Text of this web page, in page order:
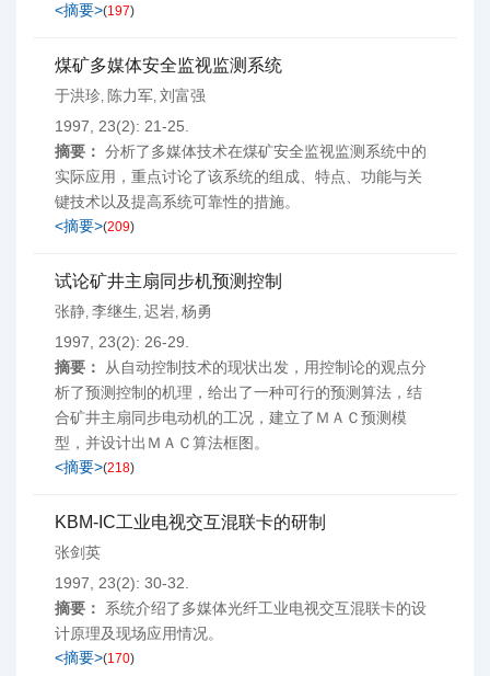
<摘要>(197)
煤矿多媒体安全监视监测系统
于洪珍, 陈力军, 刘富强
1997, 23(2): 21-25.
摘要： 分析了多媒体技术在煤矿安全监视监测系统中的
实际应用，重点讨论了该系统的组成、特点、功能与关
键技术以及提高系统可靠性的措施。
<摘要>(209)
试论矿井主扇同步机预测控制
张静, 李继生, 迟岩, 杨勇
1997, 23(2): 26-29.
摘要：
从自动控制技术的现状出发，用控制论的观点分
析了预测控制的机理，给出了一种可行的预测算法，结
合矿井主扇同步电动机的工况，建立了ＭＡＣ预测模
型，并设计出ＭＡＣ算法框图。
<摘要>(218)
KBM-IC工业电视交互混联卡的研制
张剑英
1997, 23(2): 30-32.
摘要：
系统介绍了多媒体光纤工业电视交互混联卡的设
计原理及现场应用情况。
<摘要>(170)